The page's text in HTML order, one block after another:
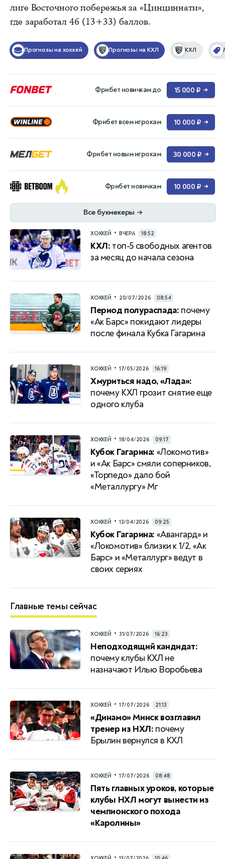
лиге Восточного побережья за «Цинциннати»,
где заработал 46 (13+33) баллов.
Прогнозы на хоккей Прогнозы на КХЛ КХЛ
Фрибет новичкам до 15 000 ₽ →
Фрибет всем игрокам 10 000 ₽ →
Фрибет новым игрокам 30 000 ₽ →
Фрибет новичкам 10 000 ₽ →
Все букмекеры →
ХОККЕЙ • ВЧЕРА 18:52
КХЛ: топ-5 свободных агентов
за месяц до начала сезона
ХОККЕЙ • 20/07/2026 08:54
Период полураспада: почему
«Ак Барс» покидают лидеры
после финала Кубка Гагарина
ХОККЕЙ • 17/05/2026 16:19
Хмуриться надо, «Лада»:
почему КХЛ грозит снятие еще
одного клуба
ХОККЕЙ • 18/04/2026 09:17
Кубок Гагарина: «Локомотив»
и «Ак Барс» смяли соперников,
«Торпедо» дало бой
«Металлургу» Мг
ХОККЕЙ • 13/04/2026 09:25
Кубок Гагарина: «Авангард» и
«Локомотив» близки к 1/2, «Ак
Барс» и «Металлург» ведут в
своих сериях
Главные темы сейчас
ХОККЕЙ • 31/07/2026 16:23
Неподходящий кандидат:
почему клубы КХЛ не
назначают Илью Воробьева
ХОККЕЙ • 17/07/2026 21:13
«Динамо» Минск возглавил
тренер из НХЛ: почему
Брылин вернулся в КХЛ
ХОККЕЙ • 17/07/2026 08:48
Пять главных уроков, которые
клубы НХЛ могут вынести из
чемпионского похода
«Каролины»